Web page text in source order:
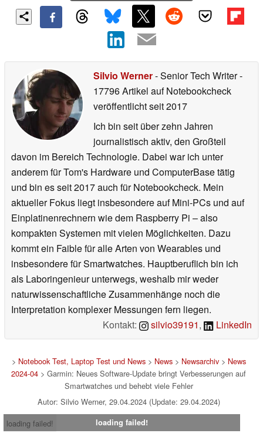
Silvio Werner- Senior Tech Writer-
17796 Artikel auf Notebookcheck
veröffentlichtseit 2017
Ich bin seit über zehn Jahren
journalistisch aktiv, den Großteil
davon im Bereich Technologie. Dabei war ich unter
anderem für Tom's Hardware und ComputerBase tätig
und bin es seit 2017 auch für Notebookcheck. Mein
aktueller Fokus liegt insbesondere auf Mini-PCs und auf
Einplatinenrechnern wie dem Raspberry Pi – also
kompakten Systemen mit vielen Möglichkeiten. Dazu
kommt ein Faible für alle Arten von Wearables und
insbesondere für Smartwatches. Hauptberuflich bin ich
als Laboringenieur unterwegs, weshalb mir weder
naturwissenschaftliche Zusammenhänge noch die
Interpretation komplexer Messungen fern liegen.
Kontakt:
silvio39191, LinkedIn
> Notebook Test, Laptop Test und News> News> Newsarchiv> News
2024-04 > Garmin: Neues Software-Update bringt Verbesserungen auf
Smartwatches und behebt viele Fehler
Autor: Silvio Werner, 29.04.2024 (Update: 29.04.2024)
loading failed!
loading failed!